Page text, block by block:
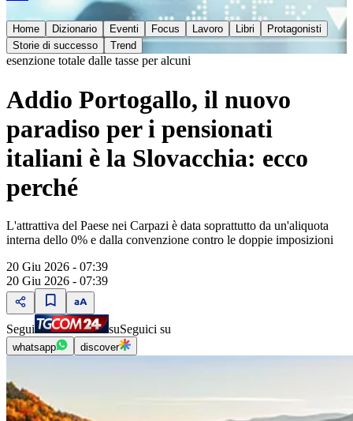
Home Dizionario Eventi Focus Lavoro Libri
Protagonisti
Storie di successo
Trend
esenzione totale dalle tasse per alcuni
Addio Portogallo, il nuovo
paradiso per i pensionati
italiani è la Slovacchia: ecco
perché
L'attrattiva del Paese nei Carpazi è data soprattutto da un'aliquota
interna dello 0% e dalla convenzione contro le doppie imposizioni
20 Giu 2026 - 07:39
20 Giu 2026 - 07:39
Segui suSeguici su
whatsapp discover